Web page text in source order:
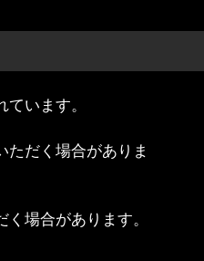
います。
だく場合がありま
場合があります。